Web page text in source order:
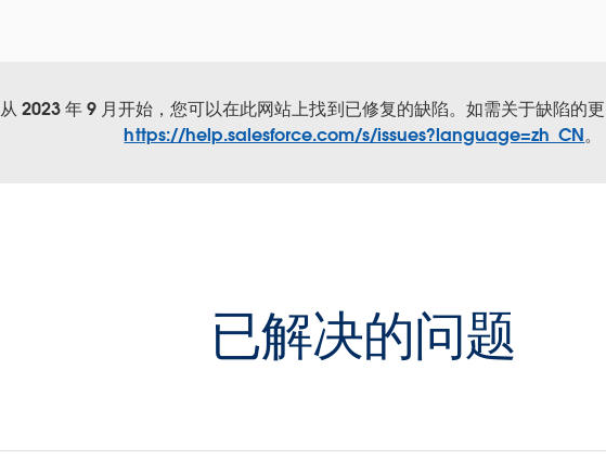
从 2023 年 9 月开始，您可以在此网站上找到已修复的缺陷。如需关于缺陷的
https://help.salesforce.com/s/issues?language=zh_CN。
已解决的问题